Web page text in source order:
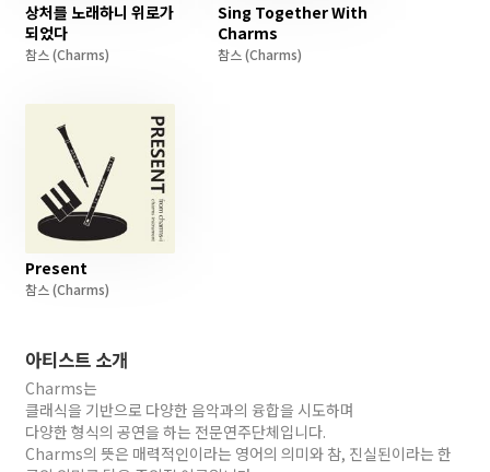
상처를 노래하니 위로가
되었다
참스 (Charms)
Sing Together With
Charms
참스 (Charms)
Present
참스 (Charms)
아티스트 소개
Charms는
클래식을 기반으로 다양한 음악과의 융합을 시도하며
다양한 형식의 공연을 하는 전문연주단체입니다.
Charms의 뜻은 매력적인이라는 영어의 의미와 참, 진실된이라는 한